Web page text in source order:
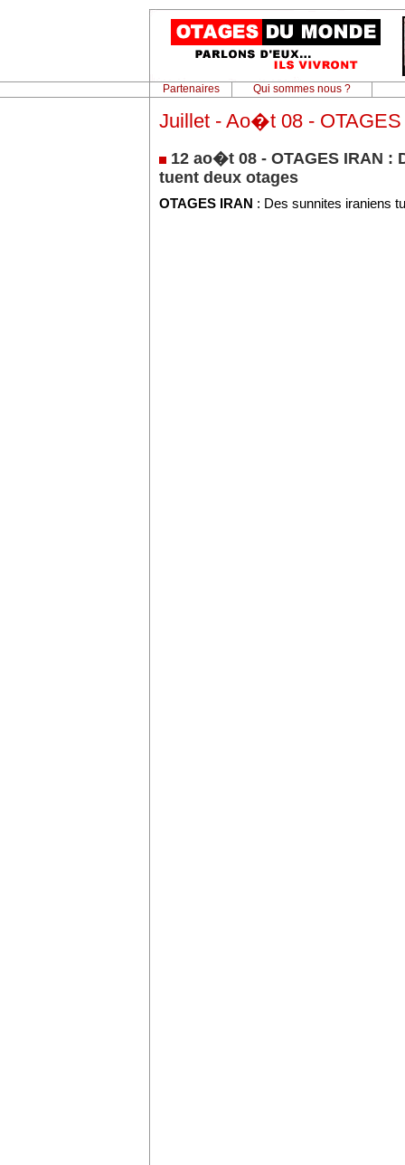
Partenaires Qui sommes nous ?
Juillet - Ao�t 08 -
12 ao�t 08 - OTAGES IRAN :
tuent deux otages
OTAGES IRAN : Des sunnites iraniens